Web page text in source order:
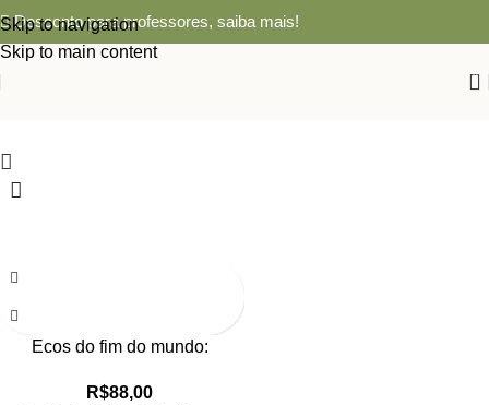
Skip to navigation
Skip to main content
Desconto para professores, saiba mais!
0
Ecos do fim do mundo:
social em tempo de COVID-19
R$88,00